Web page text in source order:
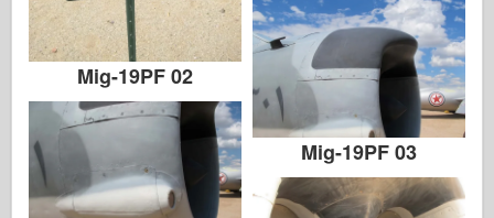
Mig-19PF 02
Mig-19PF 03